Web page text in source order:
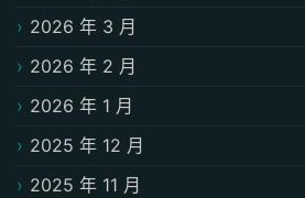
2026 年 3 月
2026 年 2 月
2026 年 1 月
2025 年 12 月
2025 年 11 月